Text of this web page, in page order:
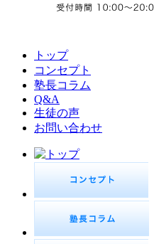
トップ
コンセプト
塾長コラム
Q&A
生徒の声
お問い合わせ